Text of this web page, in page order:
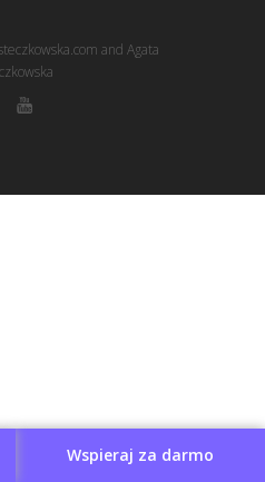
and Agata
Wspieraj za darmo